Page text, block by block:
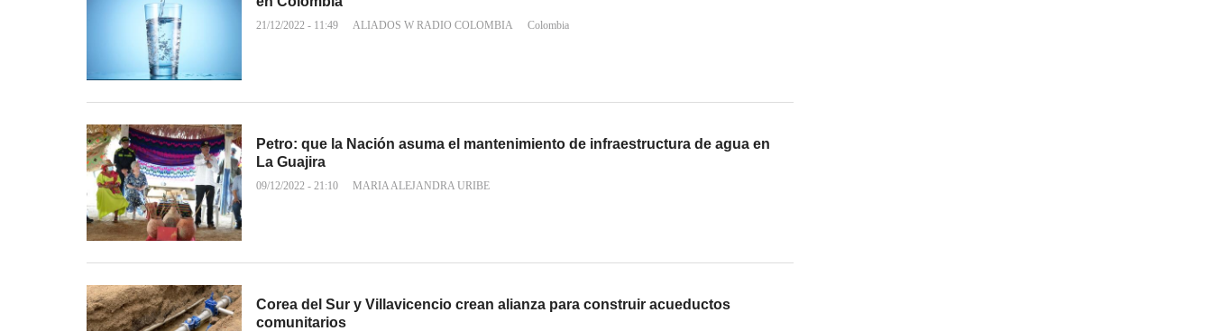
21/12/2022 - 11:49 ALIADOS W RADIO COLOMBIA Colombia
Petro: que la Nación asuma el mantenimiento de infraestructura de agua en
La Guajira
09/12/2022 - 21:10 MARIA ALEJANDRA URIBE
Corea del Sur y Villavicencio crean alianza para construir acueductos
comunitarios